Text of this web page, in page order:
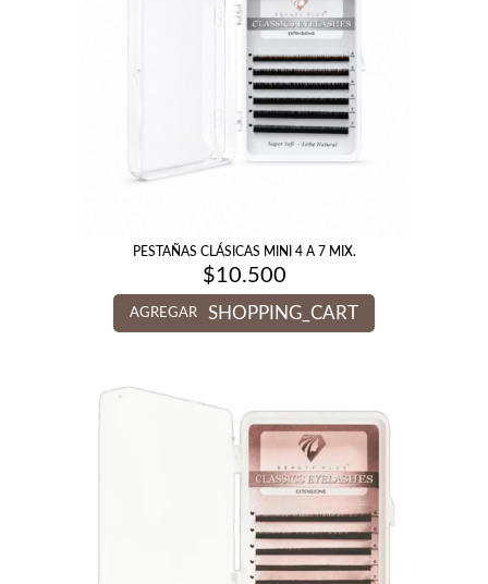
PESTAÑAS CLÁSICAS MINI 4 A 7 MIX.
$10.500
AGREGAR SHOPPING_CART